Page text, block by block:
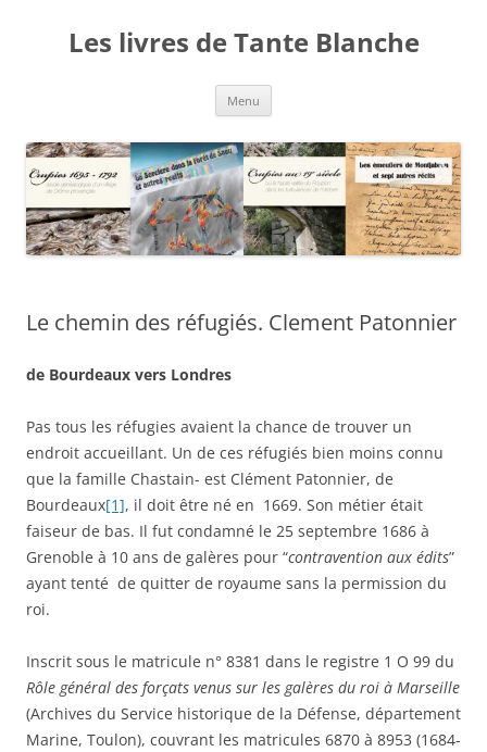
inhoudLes livres de Tante Blanche
Menu
Le chemin des réfugiés. Clement Patonnier
de Bourdeaux vers Londres
Pas tous les réfugies avaient la chance de trouver un
endroit accueillant. Un de ces réfugiés bien moins connu
que la famille Chastain- est Clément Patonnier, de
Bourdeaux[1], il doit être né en 1669. Son métier était
faiseur de bas. Il fut condamné le 25 septembre 1686 à
Grenoble à 10 ans de galères pour “contravention aux édits”
ayant tenté de quitter de royaume sans la permission du
roi.
Inscrit sous le matricule n° 8381 dans le registre 1 O 99 du
Rôle général des forçats venus sur les galères du roi à Marseille
(Archives du Service historique de la Défense, département
Marine, Toulon), couvrant les matricules 6870 à 8953 (1684-